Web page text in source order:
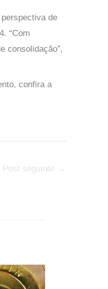
de
“Com
consolidação”,
confira a
Post seguinte →